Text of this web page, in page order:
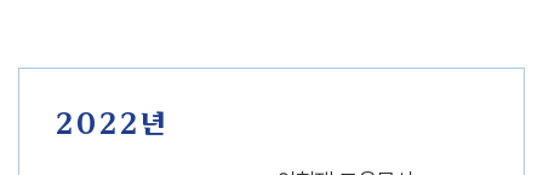
2022년